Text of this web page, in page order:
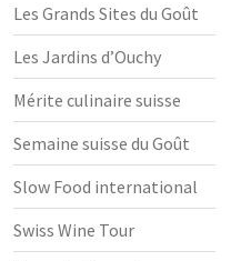
Les Grands Sites du Goût
Les Jardins d’Ouchy
Mérite culinaire suisse
Semaine suisse du Goût
Slow Food international
Swiss Wine Tour